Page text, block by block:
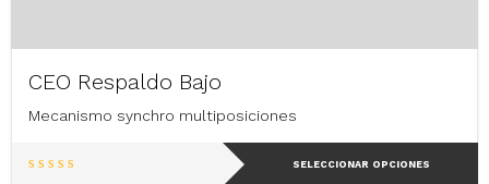
CEO Respaldo Bajo
Mecanismo synchro multiposiciones
SELECCIONAR OPCIONES
Este
producto